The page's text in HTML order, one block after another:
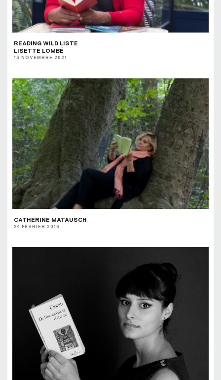
READING WILD LISTE
LISETTE LOMBÉ
13 NOVEMBRE 2021
CATHERINE MATAUSCH
24 FÉVRIER 2016